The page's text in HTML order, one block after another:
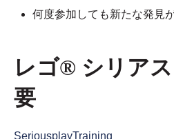
何度参加しても新たな発見
レゴ® シリア
要
SeriousplayTraining